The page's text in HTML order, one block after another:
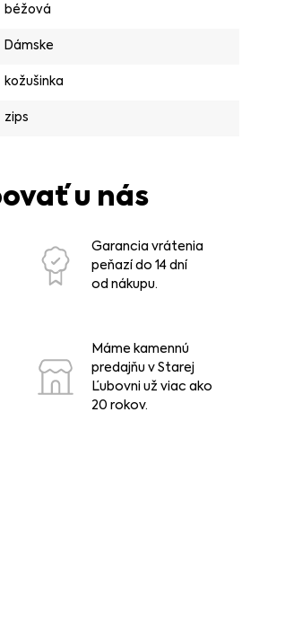
béžová
Dámske
kožušinka
zips
u nás
Garancia vrátenia
peňazí do 14 dní
od nákupu.
Máme kamennú
predajňu v Starej
Ľubovni už viac ako
20 rokov.